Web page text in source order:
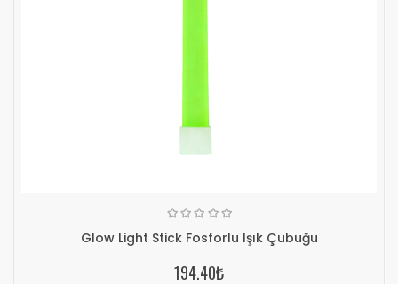
Glow Light Stick Fosforlu Işık Çubuğu
194.40₺